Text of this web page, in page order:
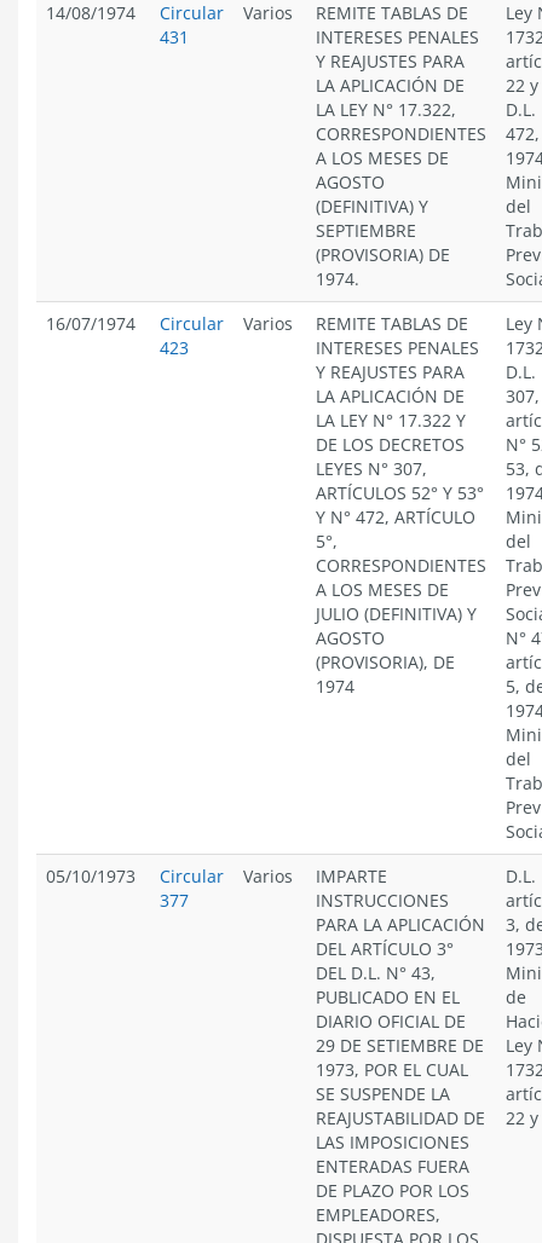
14/08/1974
Circular
431
Varios
REMITE TABLAS DE
INTERESES PENALES
Y REAJUSTES PARA
LA APLICACIÓN DE
LA LEY N° 17.322,
CORRESPONDIENTES
A LOS MESES DE
AGOSTO
(DEFINITIVA) Y
SEPTIEMBRE
(PROVISORIA) DE
1974.
Ley
22
D.L.
del
16/07/1974
Circular
423
Varios
REMITE TABLAS DE
INTERESES PENALES
Y REAJUSTES PARA
LA APLICACIÓN DE
LA LEY N° 17.322 Y
DE LOS DECRETOS
LEYES N° 307,
ARTÍCULOS 52° Y 53°
Y N° 472, ARTÍCULO
5°,
CORRESPONDIENTES
A LOS MESES DE
JULIO (DEFINITIVA) Y
AGOSTO
(PROVISORIA), DE
1974
Ley
D.L.
307,
N°
53,
del
N°
5,
del
05/10/1973
Circular
377
Varios
IMPARTE
INSTRUCCIONES
PARA LA APLICACIÓN
DEL ARTÍCULO 3°
DEL D.L. N° 43,
PUBLICADO EN EL
DIARIO OFICIAL DE
29 DE SETIEMBRE DE
1973, POR EL CUAL
SE SUSPENDE LA
REAJUSTABILIDAD DE
LAS IMPOSICIONES
ENTERADAS FUERA
DE PLAZO POR LOS
EMPLEADORES,
D.L.
3,
de
Ley
22